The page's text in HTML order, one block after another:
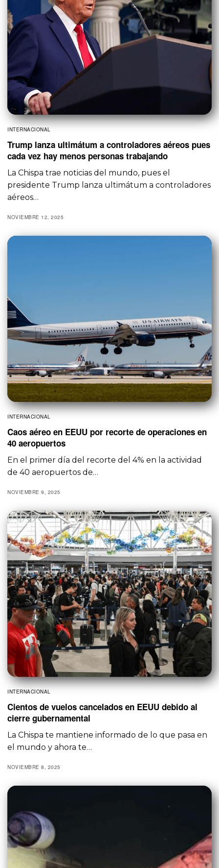
INTERNACIONAL
Trump lanza ultimátum a controladores aéreos pues
cada vez hay menos personas trabajando
La Chispa trae noticias del mundo, pues el
presidente Trump lanza ultimátum a controladores
aéreos…
NOVIEMBRE 12, 2025
INTERNACIONAL
Caos aéreo en EEUU por recorte de operaciones en
40 aeropuertos
En el primer día del recorte del 4% en la actividad
de 40 aeropuertos de…
NOVIEMBRE 9, 2025
INTERNACIONAL
Cientos de vuelos cancelados en EEUU debido al
cierre gubernamental
La Chispa te mantiene informado de lo que pasa en
el mundo y ahora te…
NOVIEMBRE 8, 2025